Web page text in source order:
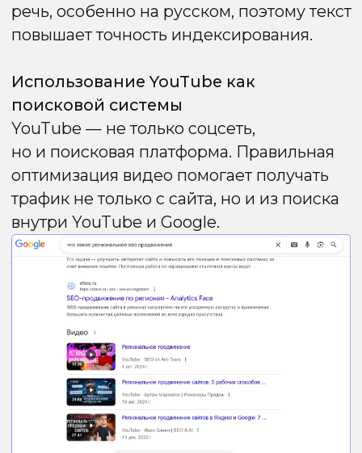
которые помогают сайту закрепляться
в топе и сохранять высокие позиции
E-A-T факторы
ранжирования
E-A-T (Expertise, Authoritativeness,
Trustworthiness) — один из ключевых
факторов ранжирования в Google,
особенно для сайтов с высокой
ответственностью (финансы, медицина,
B2B). Он оценивает:
Экспертизу (Expertise): уровень знаний
и опыта автора контента. Тексты должны
быть написаны специалистами или
проверенными экспертами.
Авторитетность (Authoritativeness)
признание сайта или автора в своей
нише. Влияют упоминания в СМИ,
профессиональные публикации
и ссылки с авторитетных ресурсов.